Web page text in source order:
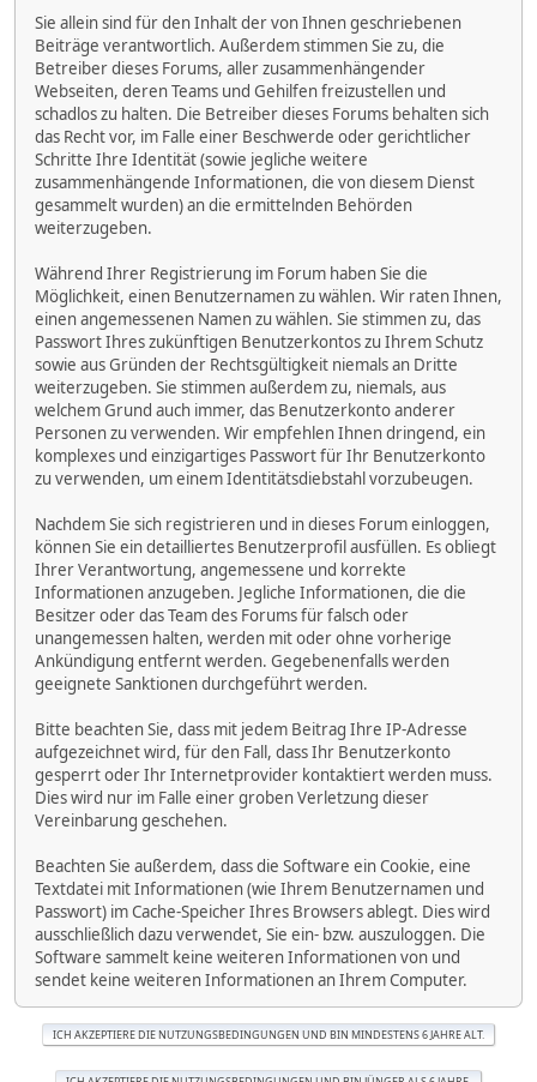
Sie allein sind für den Inhalt der von Ihnen geschriebenen
Beiträge verantwortlich. Außerdem stimmen Sie zu, die
Betreiber dieses Forums, aller zusammenhängender
Webseiten, deren Teams und Gehilfen freizustellen und
schadlos zu halten. Die Betreiber dieses Forums behalten sich
das Recht vor, im Falle einer Beschwerde oder gerichtlicher
Schritte Ihre Identität (sowie jegliche weitere
zusammenhängende Informationen, die von diesem Dienst
gesammelt wurden) an die ermittelnden Behörden
weiterzugeben.
Während Ihrer Registrierung im Forum haben Sie die
Möglichkeit, einen Benutzernamen zu wählen. Wir raten Ihnen,
einen angemessenen Namen zu wählen. Sie stimmen zu, das
Passwort Ihres zukünftigen Benutzerkontos zu Ihrem Schutz
sowie aus Gründen der Rechtsgültigkeit niemals an Dritte
weiterzugeben. Sie stimmen außerdem zu, niemals, aus
welchem Grund auch immer, das Benutzerkonto anderer
Personen zu verwenden. Wir empfehlen Ihnen dringend, ein
komplexes und einzigartiges Passwort für Ihr Benutzerkonto
zu verwenden, um einem Identitätsdiebstahl vorzubeugen.
Nachdem Sie sich registrieren und in dieses Forum einloggen,
können Sie ein detailliertes Benutzerprofil ausfüllen. Es obliegt
Ihrer Verantwortung, angemessene und korrekte
Informationen anzugeben. Jegliche Informationen, die die
Besitzer oder das Team des Forums für falsch oder
unangemessen halten, werden mit oder ohne vorherige
Ankündigung entfernt werden. Gegebenenfalls werden
geeignete Sanktionen durchgeführt werden.
Bitte beachten Sie, dass mit jedem Beitrag Ihre IP-Adresse
aufgezeichnet wird, für den Fall, dass Ihr Benutzerkonto
gesperrt oder Ihr Internetprovider kontaktiert werden muss.
Dies wird nur im Falle einer groben Verletzung dieser
Vereinbarung geschehen.
Beachten Sie außerdem, dass die Software ein Cookie, eine
Textdatei mit Informationen (wie Ihrem Benutzernamen und
Passwort) im Cache-Speicher Ihres Browsers ablegt. Dies wird
ausschließlich dazu verwendet, Sie ein- bzw. auszuloggen. Die
Software sammelt keine weiteren Informationen von und
sendet keine weiteren Informationen an Ihrem Computer.